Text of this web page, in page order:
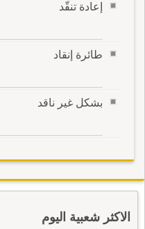
إعادة تنقّد
طائرة إنقاد
بشكل غير ناقد
الاكثر شعبية اليوم